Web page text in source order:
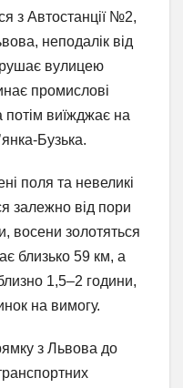
з Автостанції №2,
неподалік від
вулицею
промислові
потім виїжджає на
Бузька.
поля та невеликі
залежно від пори
восени золотяться
близько 59 км, а
1,5–2 години,
на вимогу.
з Львова до